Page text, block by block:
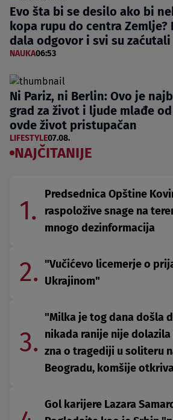
Evo šta bi se desilo ako bi
kopa rupu do centra Zemlje?
dala odgovor i svi su zaćutali
NAUKA06:53
Ni Pariz, ni Berlin: Ovo je
grad za život i ljude mlađe
ovde život pristupačan
LIFESTYLE07.08.
NAJČITANIJE
1.
Predsednica Opštine
raspoložive snage na
mnogo dezinformacija
2. "Vučićevo licemerje o
Ukrajinom"
3.
"Milka je tog dana došla
nikada ranije nije
zna o tragediji u soliteru
Beogradu, komšije
Gol karijere Lazara